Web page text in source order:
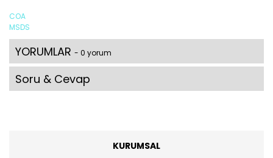
COA
MSDS
YORUMLAR - 0 yorum
Soru & Cevap
KURUMSAL